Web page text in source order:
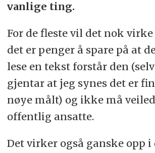
vanlige ting.
For de fleste vil det nok
det er penger å spare på at
lese en tekst forstår den
gjentar at jeg synes det er
nøye målt) og ikke må
offentlig ansatte.
Det virker også ganske opp i